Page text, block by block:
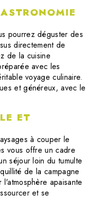
pourrez déguster des
directement de
de la cuisine
avec les
voyage culinaire.
et généreux, avec le
ET
à couper le
vous offre un cadre
séjour loin du tumulte
de la campagne
apaisante
et se